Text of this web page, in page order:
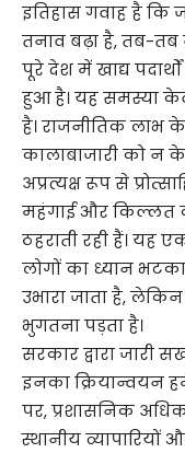
इतिहास गवाह है
तनाव बढ़ा है, तब-
पूरे देश में खाद्य
हुआ है। यह समस्या
है। राजनीतिक लाभ
कालाबाजारी को न
अप्रत्यक्ष रूप से
महंगाई और किल्लत को
ठहराती रही हैं। यह
लोगों का ध्यान
उभारा जाता है,
भुगतना पड़ता है।
सरकार द्वारा जारी
इनका क्रियान्वयन
पर, प्रशासनिक
स्थानीय